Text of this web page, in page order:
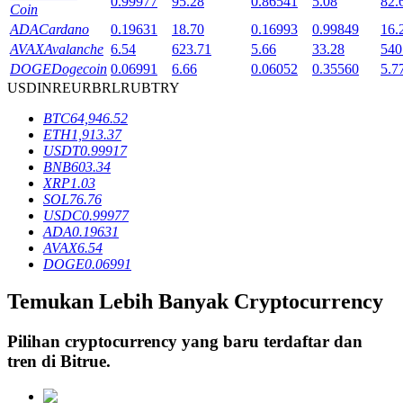
Penguncian BTR
Investasi eksklusif untuk pemegang BTR
Pinjaman
Layanan pinjaman yang didukung Crypto
Coin
ADACardano 0.19631 18.70 0.16993 0.99849
AVAXAvalanche 6.54 623.71 5.66 33.28
DOGEDogecoin 0.06991 6.66 0.06052 0.35560
USDINREURBRLRUBTRY
BTC64,946.52
ETH1,913.37
USDT0.99917
BNB603.34
XRP1.03
SOL76.76
USDC0.99977
ADA0.19631
AVAX6.54
DOGE0.06991
Temukan Lebih Banyak Cryptocurrency
Pilihan cryptocurrency yang baru terdaftar dan
tren di Bitrue.